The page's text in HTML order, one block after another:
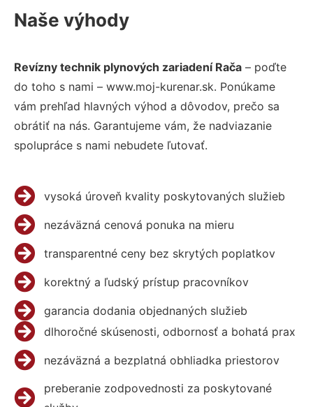
Naše výhody
Revízny technik plynových zariadení Rača – poďte
do toho s nami – www.moj-kurenar.sk. Ponúkame
vám prehľad hlavných výhod a dôvodov, prečo sa
obrátiť na nás. Garantujeme vám, že nadviazanie
spolupráce s nami nebudete ľutovať.
vysoká úroveň kvality poskytovaných služieb
nezáväzná cenová ponuka na mieru
transparentné ceny bez skrytých poplatkov
korektný a ľudský prístup pracovníkov
garancia dodania objednaných služieb
dlhoročné skúsenosti, odbornosť a bohatá prax
nezáväzná a bezplatná obhliadka priestorov
preberanie zodpovednosti za poskytované